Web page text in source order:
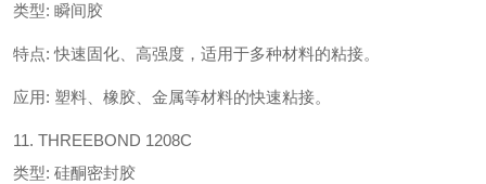
类型: 瞬间胶
特点:快速固化、高强度，适用于多种材料的粘接。
应用: 塑料、橡胶、金属等材料的快速粘接。
11. THREEBOND 1208C
类型: 硅酮密封胶